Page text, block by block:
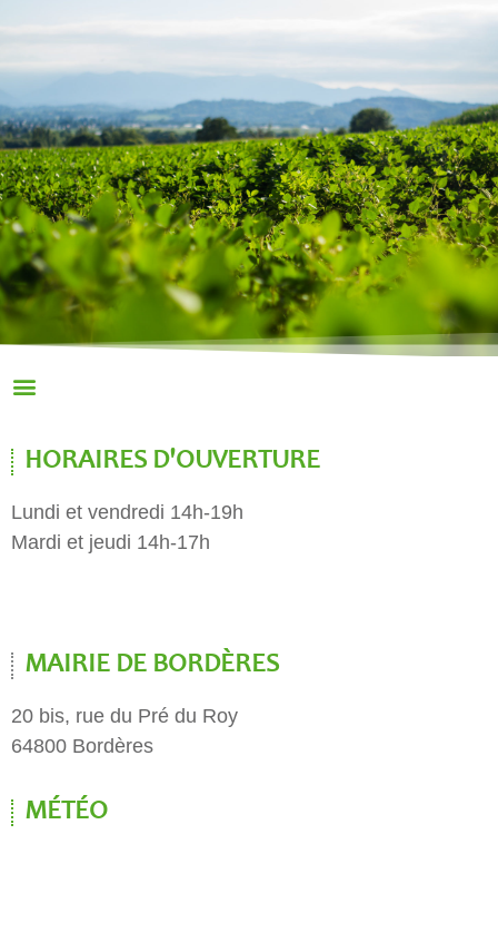
HORAIRES D'OUVERTURE
Lundi et vendredi 14h-19h
Mardi et jeudi 14h-17h
MAIRIE DE BORDÈRES
20 bis, rue du Pré du Roy
64800 Bordères
MÉTÉO